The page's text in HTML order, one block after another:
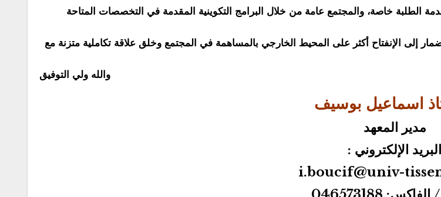
الطلبة خاصة، والمجتمع عامة من خلال البرامج التكوينية المقدمة في التخصصات المتاحة
الإنفتاح أكثر على المحيط الخارجي بالمساهمة في المجتمع وخلق علاقة تكاملية متزنة مع
والله ولي التوفيق
اسماعيل بوسيف
مدير المعهد
البريد الإلكتروني :
i.boucif@univ-